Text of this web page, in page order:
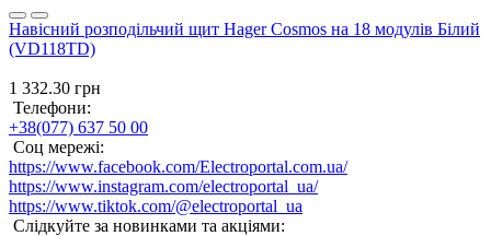
Навісний розподільчий щит Hager Cosmos на 18 модулів Білий
(VD118TD)
1 332.30 грн
Телефони:
+38(077) 637 50 00
Соц мережі:
https://www.facebook.com/Electroportal.com.ua/
https://www.instagram.com/electroportal_ua/
https://www.tiktok.com/@electroportal_ua
Слідкуйте за новинками та акціями: